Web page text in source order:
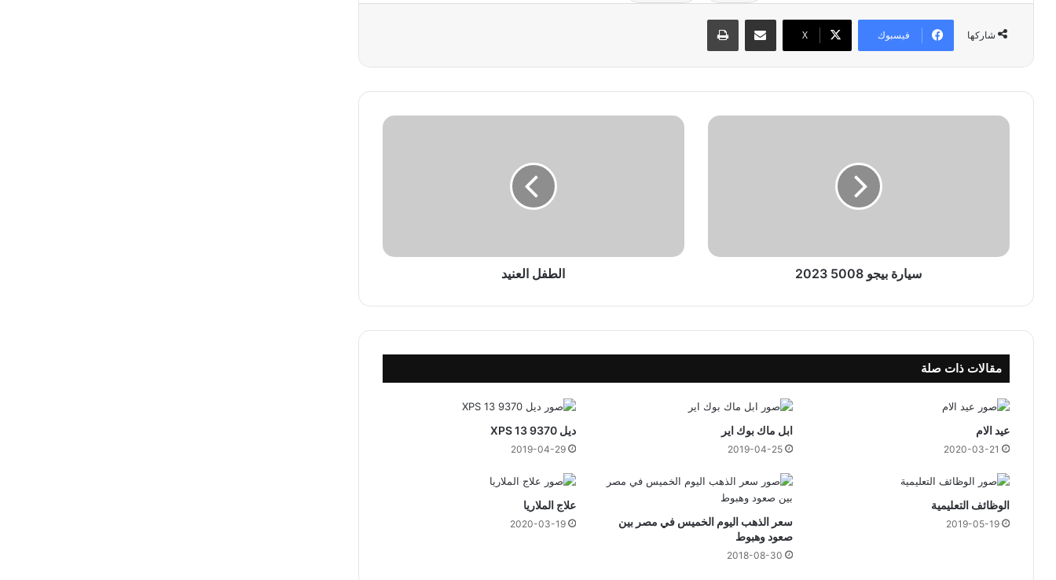
شاركها فيسبوك ‫X
س
و
0
0
3
سيارة بيجو 5008 2023
ا
ن
الطفل العنيد
مقالات ذات صلة
عيد الام
2020-03-21
ابل ماك بوك اير
2019-04-25
ديل XPS 13 9370
2019-04-29
الوظائف التعليمية
2019-05-19
سعر الذهب اليوم الخميس في مصر بين
صعود وهبوط
2018-08-30
علاج الملاريا
2020-03-19